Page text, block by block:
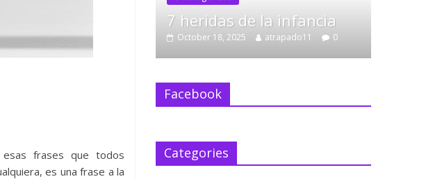
esas frases que todos
es una frase a la
7 heridas de la infancia
October 18, 2025 atrapado11 0
[Tecnicas de Estudio